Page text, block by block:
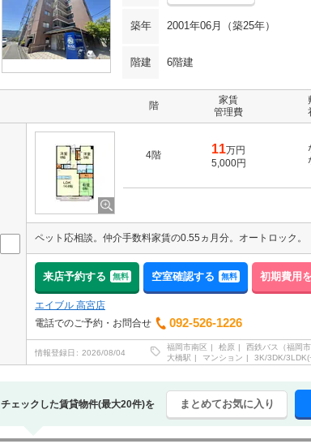
築年 2001年06月（築25年）
階建 6階建
階
家賃
管理費
4階 11万円
5,000円
ペット応相談。仲介手数料家賃の0.55ヵ月分。オートロック。
来店予約する 無料 空室確認する 無料 初期費用
エイブル 高宮店
電話でのご予約・お問合せ
092-526-1226
情報登録日 2026/08/04
福岡市南区 桧原 西鉄バス（福岡市
大橋駅
マンション 3K/3DK/
チェックした賃貸物件(最大20件)を まとめてお気に入り